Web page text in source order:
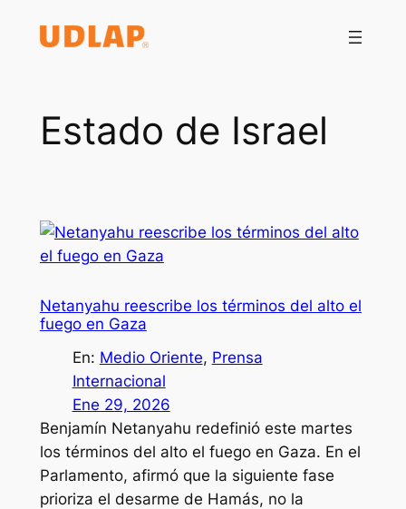
Estado de Israel
Netanyahu reescribe los términos del alto el
fuego en Gaza
En: Medio Oriente, Prensa
Internacional
Ene 29, 2026
Benjamín Netanyahu redefinió este martes
los términos del alto el fuego en Gaza. En el
Parlamento, afirmó que la siguiente fase
prioriza el desarme de Hamás, no la